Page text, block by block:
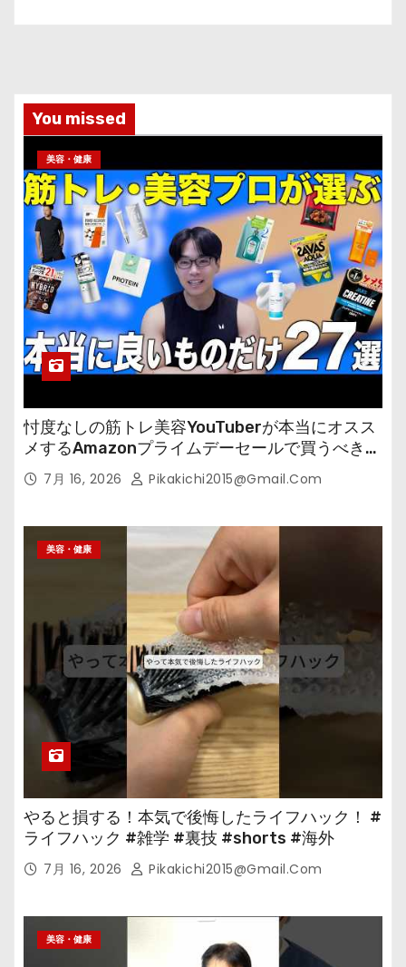
You missed
美容・健康
忖度なしの筋トレ美容YouTuberが本当にオスス
メするAmazonプライムデーセールで買うべきも
の 7月 16, 2026 Pikakichi2015@gmail.com
美容・健康
やると損する！本気で後悔したライフハック！ #
ライフハック #雑学 #裏技 #shorts #海外
7月 16, 2026 Pikakichi2015@gmail.com
美容・健康